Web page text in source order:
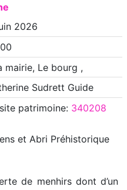
2026
Le bourg ,
Sudrett Guide
patrimoine: 340208
et Abri Préhistorique
de menhirs dont d’un